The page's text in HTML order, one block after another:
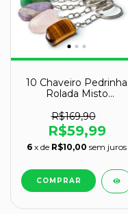
10 Chaveiro Pedrinha
Rolada Misto
Atacado
R$169,90
R$59,99
6 x de R$10,00 sem juros